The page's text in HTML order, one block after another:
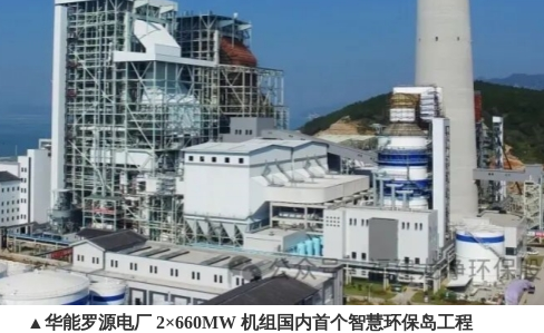
▲华能罗源电厂 2×660MW 机组国内首个智慧环保岛工程